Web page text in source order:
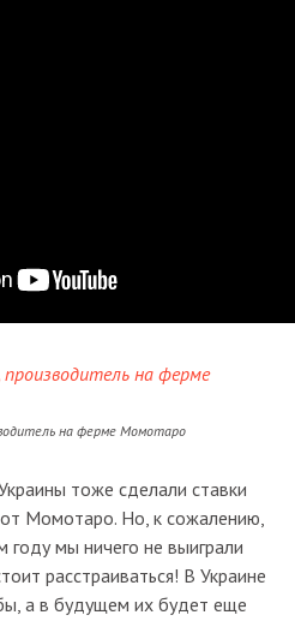
на ферме Момотаро
тоже сделали ставки
от Момотаро. Но, к сожалению,
году мы ничего не выиграли
расстраиваться! В Украине
а в будущем их будет еще